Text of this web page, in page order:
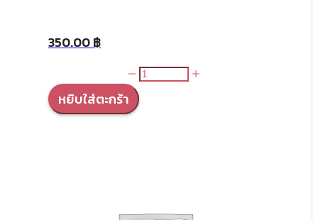
350.00฿
จำนวน
Hair
หยิบใส่ตะกร้า